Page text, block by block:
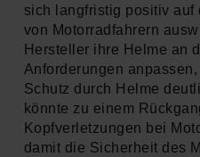
sich langfristig positiv
von Motorradfahrern
Hersteller ihre Helme an
Anforderungen
Schutz durch Helme
könnte zu einem
Kopfverletzungen bei
damit die Sicherheit des